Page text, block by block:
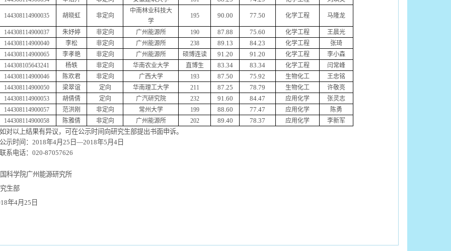
144308114900035 胡晓虹 非定向
中南林业科技大
学
195 90.00 77.50 化学工程 马隆龙
144308114900037 朱妤婷 非定向 广州能源所 190 87.88 75.60 化学工程
王晨光
144308114900040
李松 非定向 广州能源所 238 89.13 84.23 化学工程
张琦
144308114900065
李孝艳 非定向 广州能源所 硕博连读 91.20 91.20 化学工程
李小森
144308105643241
杨轶 非定向 华南农业大学 直博生 83.34 83.34 化学工程
闫常峰
144308114900046
陈欢君 非定向 广西大学 193 87.50 75.92 生物化工
王忠铭
144308114900050
梁翠谊 定向 华南理工大学 211 87.25 78.79 生物化工
许敬亮
144308114900053
胡倩倩 定向 广汽研究院 232 91.60 84.47 应用化学
张灵志
144308114900057
范洪刚 非定向 常州大学 199 88.60 77.47 应用化学
陈勇
144308114900058
陈雅倩 非定向 广州能源所 202 89.40 78.37 应用化学 李新军
对以上结果有异议，可在公示时间向研究生部提出书面申诉。
示时间： 2018年4月 25 日—2018年5月 4 日
系电话： 020-87057626
科学院广州能源研究所
生部
年4月 25 日